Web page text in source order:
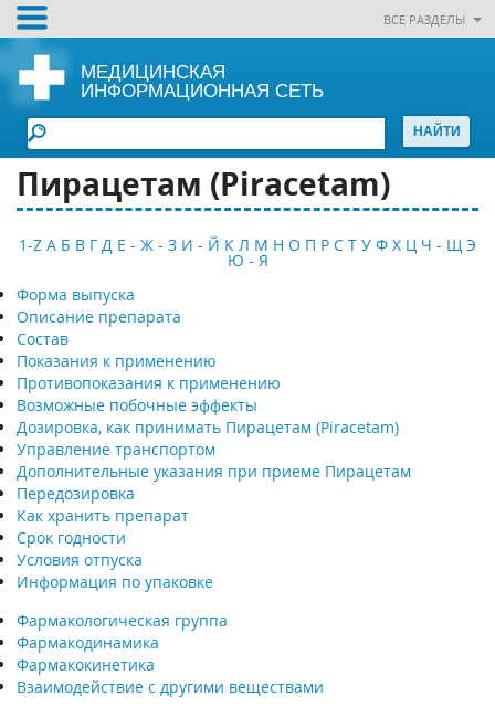
ВСЕ РАЗДЕЛЫ
МЕДИЦИНСКАЯ
ИНФОРМАЦИОННАЯ СЕТЬ
Пирацетам (Piracetam)
1-Z А Б В Г Д Е - Ж - З И - Й К Л М Н О П Р С Т У Ф Х Ц Ч - Щ Э
Ю - Я
Форма выпуска
Описание препарата
Состав
Показания к применению
Противопоказания к применению
Возможные побочные эффекты
Дозировка, как принимать Пирацетам (Piracetam)
Управление транспортом
Дополнительные указания при приеме Пирацетам
Передозировка
Как хранить препарат
Срок годности
Условия отпуска
Информация по упаковке
Фармакологическая группа
Фармакодинамика
Фармакокинетика
Взаимодействие с другими веществами